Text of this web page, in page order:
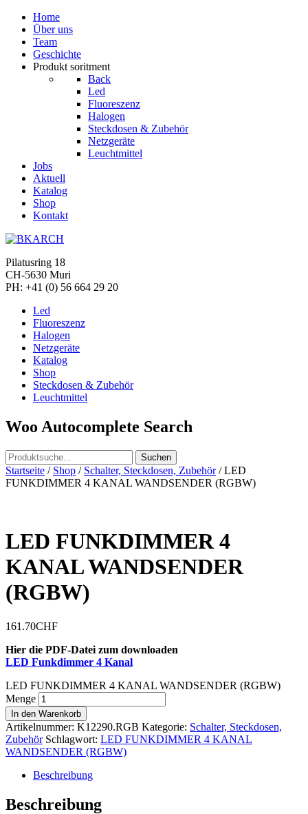
Home
Über uns
Team
Geschichte
Produkt soritment
Back
Led
Fluoreszenz
Halogen
Steckdosen & Zubehör
Netzgeräte
Leuchtmittel
Jobs
Aktuell
Katalog
Shop
Kontakt
Pilatusring 18
CH-5630 Muri
PH: +41 (0) 56 664 29 20
Led
Fluoreszenz
Halogen
Netzgeräte
Katalog
Shop
Steckdosen & Zubehör
Leuchtmittel
Woo Autocomplete Search
Startseite / Shop / Schalter, Steckdosen, Zubehör/ LED
FUNKDIMMER 4 KANAL WANDSENDER (RGBW)
LED FUNKDIMMER 4
KANAL WANDSENDER
(RGBW)
161.70CHF
Hier die PDF-Datei zum downloaden
LED Funkdimmer 4 Kanal
LED FUNKDIMMER 4 KANAL WANDSENDER (RGBW)
Menge
In den Warenkorb
Artikelnummer: K12290.RGB Kategorie: Schalter, Steckdosen,
Zubehör Schlagwort: LED FUNKDIMMER 4 KANAL
WANDSENDER (RGBW)
Beschreibung
Beschreibung